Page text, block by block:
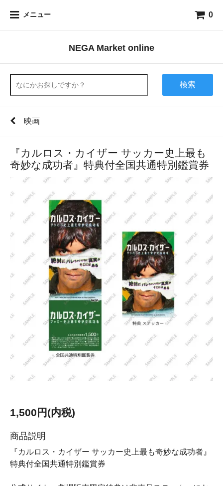
メニュー 0
NEGA Market online
検索
映画
『カルロス・カイザー サッカー史上最も
奇妙な成功者』特典付全国共通特別鑑賞券
1,500円(内税)
商品説明
『カルロス・カイザー サッカー史上最も奇妙な成功者』
特典付全国共通特別鑑賞券